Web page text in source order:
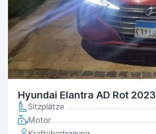
Hyundai Elantra AD Rot 2023
Sitzplätze
Motor